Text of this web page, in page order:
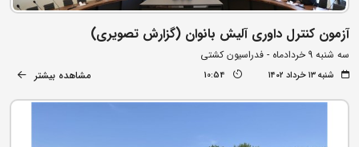
آزمون کنترل داوری آلیش بانوان (گزارش تصویری)
سه شنبه 9 خردادماه - فدراسیون کشتی
شنبه ۱۳ خرداد ۱۴۰۲ 10:54 مشاهده بیشتر